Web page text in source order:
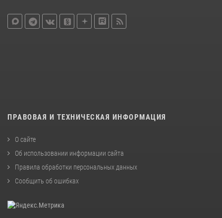
ПРАВОВАЯ И ТЕХНИЧЕСКАЯ ИНФОРМАЦИЯ
О сайте
Об использовании информации сайта
Правила обработки персональных данных
Сообщить об ошибках